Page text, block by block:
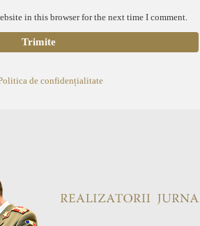
in this browser for the next time I comment.
de confidențialitate